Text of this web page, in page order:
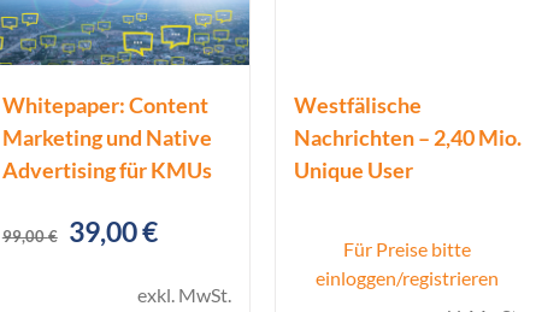
Whitepaper: Content
Marketing und Native
Advertising für KMUs
99,00€
Ursprünglicher
39,00€Aktueller
exkl. MwSt.
Westfälische
Nachrichten – 2,40 Mio.
Unique User
Für Preise bitte
einloggen/registrieren